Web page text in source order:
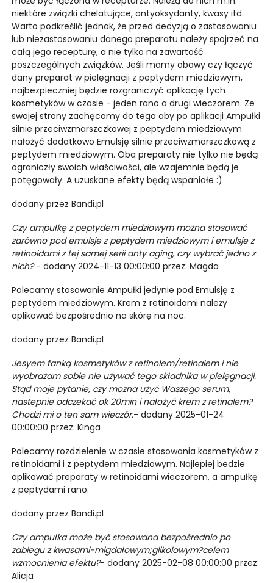
niektóre związki chelatujące, antyoksydanty, kwasy itd.
Warto podkreślić jednak, że przed decyzją o zastosowaniu
lub niezastosowaniu danego preparatu należy spojrzeć na
całą jego recepturę, a nie tylko na zawartość
poszczególnych związków. Jeśli mamy obawy czy łączyć
dany preparat w pielęgnacji z peptydem miedziowym,
najbezpieczniej będzie rozgraniczyć aplikację tych
kosmetyków w czasie - jeden rano a drugi wieczorem. Ze
swojej strony zachęcamy do tego aby po aplikacji Ampułki
silnie przeciwzmarszczkowej z peptydem miedziowym
nałożyć dodatkowo Emulsję silnie przeciwzmarszczkową z
peptydem miedziowym. Oba preparaty nie tylko nie będą
ograniczły swoich właściwości, ale wzajemnie będą je
potęgowały. A uzuskane efekty będą wspaniałe :)
dodany przez Bandi.pl
Czy ampułkę z peptydem miedziowym można stosować
zarówno pod emulsje z peptydem miedziowym i emulsje z
retinoidami z tej samej serii anty aging, czy wybrać jedno z
nich?- dodany 2024-11-13 00:00:00 przez: Magda
Polecamy stosowanie Ampułki jedynie pod Emulsję z
peptydem miedziowym. Krem z retinoidami należy
aplikować bezpośrednio na skórę na noc.
dodany przez Bandi.pl
Jesyem fanką kosmetyków z retinolem/retinalem i nie
wyobrażam sobie nie używać tego składnika w pielęgnacji.
Stąd moje pytanie, czy można użyć Waszego serum,
nastepnie odczekać ok 20min i nałożyć krem z retinalem?
Chodzi mi o ten sam wieczór.- dodany 2025-01-24
00:00:00 przez: Kinga
Polecamy rozdzielenie w czasie stosowania kosmetyków z
retinoidami i z peptydem miedziowym. Najlepiej bedzie
aplikować preparaty w retinoidami wieczorem, a ampułkę
z peptydami rano.
dodany przez Bandi.pl
Czy ampułka może być stosowana bezpośrednio po
zabiegu z kwasami-migdałowym;glikolowym?celem
wzmocnienia efektu?- dodany 2025-02-08 00:00:00 przez:
Alicja